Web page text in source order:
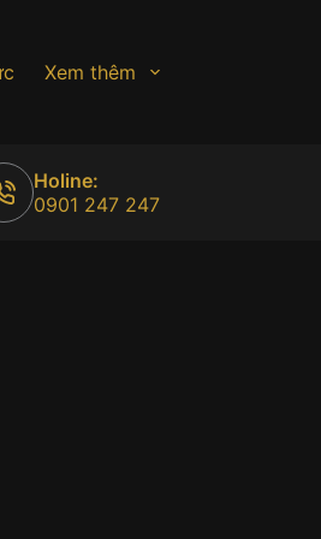
Xem thêm
Holine:
0901 247 247